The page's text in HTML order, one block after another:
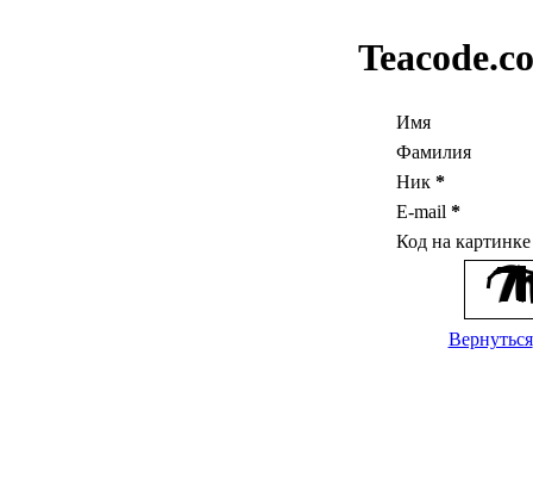
Имя
Фамилия
Ник *
E-mail *
Код на
Вернуться